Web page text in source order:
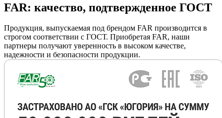
FAR: качество, подтвержденное ГОСТ
Продукция, выпускаемая под брендом FAR производится в
строгом соответствии с ГОСТ. Приобретая FAR, наши
партнеры получают уверенность в высоком качестве,
надежности и безопасности продукции.